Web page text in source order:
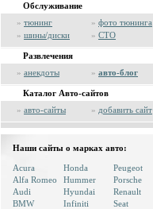
Обслуживание
» тюнинг » фото тюнинга
» шины/диски » СТО
Развлечения
» анекдоты » авто-блог
Каталог Авто-сайтов
» авто-сайты » добавить сайт
Наши сайты о марках авто:
Acura
Alfa Romeo
Audi
BMW
Honda
Hummer
Hyundai
Infiniti
Peugeot
Porsche
Renault
Seat